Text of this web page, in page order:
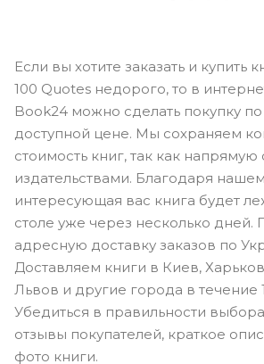
Если вы хотите заказать и купить
100 Quotes недорого, то в
Book24 можно сделать покупку
доступной цене. Мы сохраняем
стоимость книг, так как
издательствами. Благодаря
интересующая вас книга будет
столе уже через несколько дней.
адресную доставку заказов по
Доставляем книги в Киев,
Львов и другие города в течение
Убедиться в правильности
отзывы покупателей, краткое
фото книги.